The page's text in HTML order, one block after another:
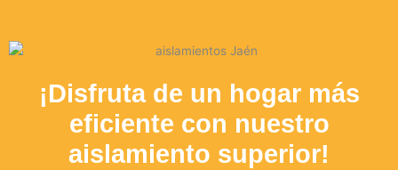
¡Disfruta de un hogar más
eficiente con nuestro
aislamiento superior!